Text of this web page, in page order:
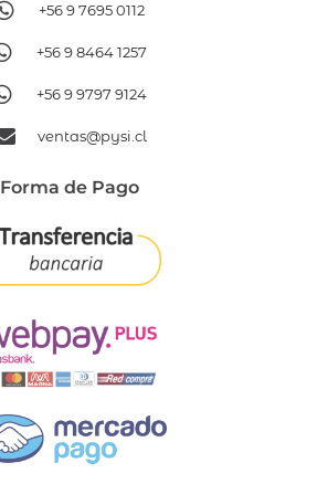
+56 9 7695 0112
+56 9 8464 1257
+56 9 9797 9124
ventas@pysi.cl
Forma de Pago